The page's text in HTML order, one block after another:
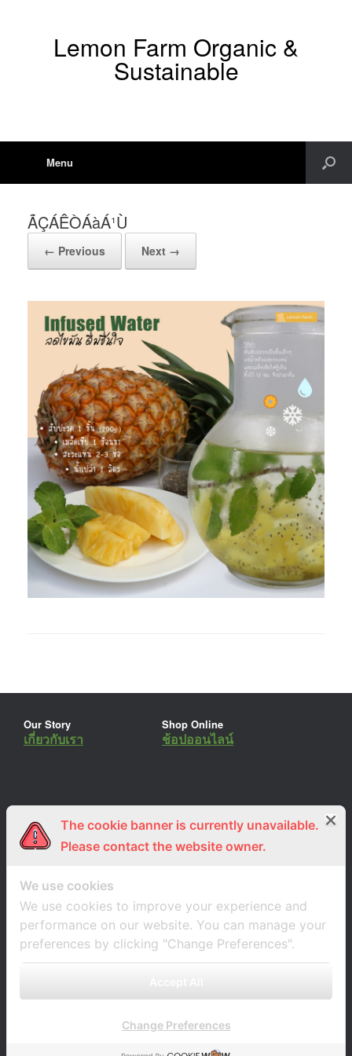
Lemon Farm Organic &
Sustainable
Menu
ÃÇÁÊÒÁàÁ¹Ù
← Previous Next →
Our Story
เกี่ยวกับเรา
Shop Online
ช้อปออนไลน์
ร่วมงานกับเรา
สมัครงาน
Lemon Farm Cafe
ร้านอาหารอินทรีย์
The cookie banner is currently unavailable.
Please contact the website owner.
We use cookies
We use cookies to improve your experience and
performance on our website. You can manage your
preferences by clicking "Change Preferences".
Change Preferences